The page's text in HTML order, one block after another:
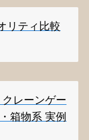
リティ比較
レーンゲー
箱物系 実例